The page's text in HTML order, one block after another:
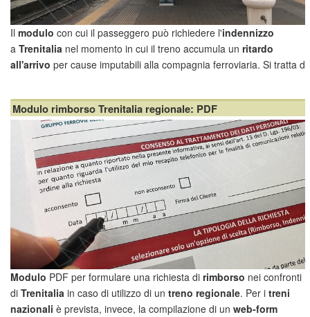
Ilmodulo con cui il passeggero può richiedere l'indennizzo
aTrenitalia nel momento in cui il treno accumula unritardo
all'arrivo per cause imputabili alla compagnia ferroviaria. Si tratta di
espresso in percentuale sul prezzo del biglietto - varia in funzione
del ritardo accumulato. Da questa scheda è possibile scaricare il
modulo per itreni regionalidi Trenitalia.
Modulo rimborso Trenitalia regionale: PDF
Modulo PDF per formulare una richiesta dirimborso nei confronti
diTrenitalia in caso di utilizzo di untreno regionale. Per itreni
nazionali è prevista, invece, la compilazione di unweb-form